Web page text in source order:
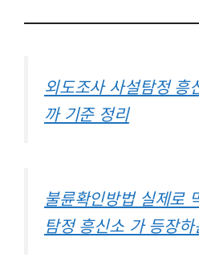
외도조사 사설탐정 흥
까 기준 정리
불륜확인방법 실제로
탐정 흥신소 가 등장